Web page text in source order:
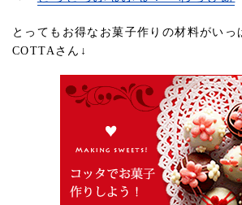
とってもお得なお菓子作りの材料がいっ
COTTAさん↓